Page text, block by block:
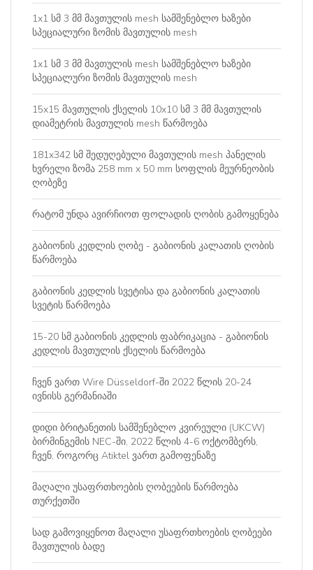
1x1 სმ 3 მმ მავთულის mesh სამშენებლო ხაზები
სპეციალური ზომის მავთულის mesh
1x1 სმ 3 მმ მავთულის mesh სამშენებლო ხაზები
სპეციალური ზომის მავთულის mesh
15x15 მავთულის ქსელის 10x10 სმ 3 მმ მავთულის
დიამეტრის მავთულის mesh წარმოება
181x342 სმ შედუღებული მავთულის mesh პანელის
ხვრელი ზომა 258 mm x 50 mm სოფლის მეურნეობის
ღობეზე
რატომ უნდა ავირჩიოთ ფოლადის ღობის გამოყენება
გაბიონის კედლის ღობე - გაბიონის კალათის ღობის
წარმოება
გაბიონის კედლის სვეტისა და გაბიონის კალათის
სვეტის წარმოება
15-20 სმ გაბიონის კედლის ფაბრიკაცია - გაბიონის
კედლის მავთულის ქსელის წარმოება
ჩვენ ვართ Wire Düsseldorf-ში 2022 წლის 20-24
ივნისს გერმანიაში
დიდი ბრიტანეთის სამშენებლო კვირეული (UKCW)
ბირმინგემის NEC-ში, 2022 წლის 4-6 ოქტომბერს,
ჩვენ, როგორც Atiktel ვართ გამოფენაზე
მაღალი უსაფრთხოების ღობეების წარმოება
თურქეთში
სად გამოვიყენოთ მაღალი უსაფრთხოების ღობეები
მავთულის ბადე